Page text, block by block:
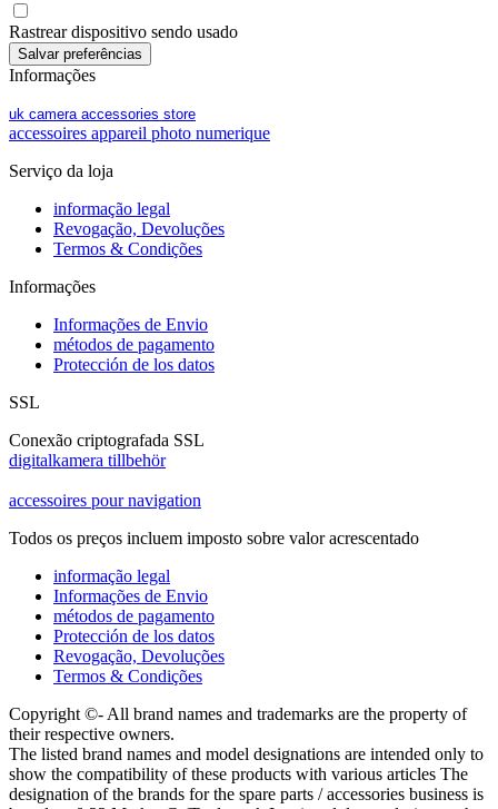
Rastrear dispositivo sendo usado
Informações
uk camera accessories store
accessoires appareil photo numerique
Serviço da loja
informação legal
Revogação, Devoluções
Termos & Condições
Informações
Informações de Envio
métodos de pagamento
Protección de los datos
SSL
Conexão criptografada SSL
digitalkamera tillbehör
accessoires pour navigation
Todos os preços incluem imposto sobre valor acrescentado
informação legal
Informações de Envio
métodos de pagamento
Protección de los datos
Revogação, Devoluções
Termos & Condições
Copyright ©- All brand names and trademarks are the property of
their respective owners.
The listed brand names and model designations are intended only to
show the compatibility of these products with various articles The
designation of the brands for the spare parts / accessories business is